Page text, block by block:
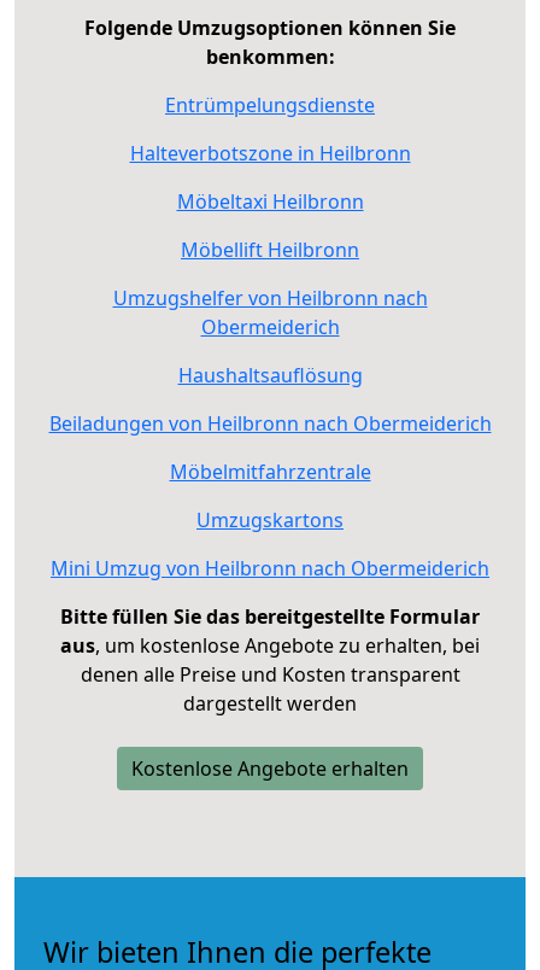
Folgende Umzugsoptionen können Sie
benkommen:
Entrümpelungsdienste
Halteverbotszone in Heilbronn
Möbeltaxi Heilbronn
Möbellift Heilbronn
Umzugshelfer von Heilbronn nach
Obermeiderich
Haushaltsauflösung
Beiladungen von Heilbronn nach Obermeiderich
Möbelmitfahrzentrale
Umzugskartons
Mini Umzug von Heilbronn nach Obermeiderich
Bitte füllen Sie das bereitgestellte Formular
aus, um kostenlose Angebote zu erhalten, bei
denen alle Preise und Kosten transparent
dargestellt werden
Kostenlose Angebote erhalten
Wir bieten Ihnen die perfekte